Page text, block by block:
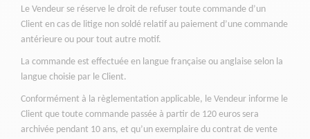
Le Vendeur se réserve le droit de refuser toute commande d’un
Client en cas de litige non soldé relatif au paiement d’une commande
antérieure ou pour tout autre motif.
La commande est effectuée en langue française ou anglaise selon la
langue choisie par le Client.
Conformément à la règlementation applicable, le Vendeur informe le
Client que toute commande passée à partir de 120 euros sera
archivée pendant 10 ans, et qu’un exemplaire du contrat de vente